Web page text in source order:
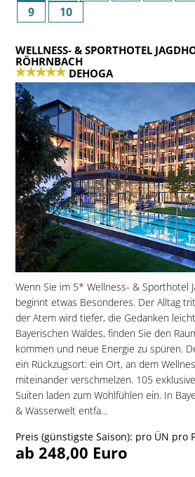
9
10
WELLNESS- & SPORTHOTEL
RÖHRNBACH
DEHOGA
Wenn Sie im 5* Wellness- & Sporthotel
beginnt etwas Besonderes. Der Alltag
der Atem wird tiefer, die Gedanken
Bayerischen Waldes, finden Sie den
kommen und neue Energie zu spüren.
ein Rückzugsort: ein Ort, an dem
miteinander verschmelzen. 105
Suiten laden zum Wohlfühlen ein. In
& Wasserwelt entfa...
Preis (günstigste Saison): pro ÜN pro
ab 248,00 Euro